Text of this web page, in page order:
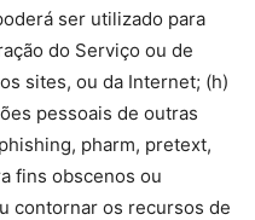
ser utilizado para
do Serviço ou de
sites, ou da Internet; (h)
pessoais de outras
pharm, pretext,
fins obscenos ou
contornar os recursos de